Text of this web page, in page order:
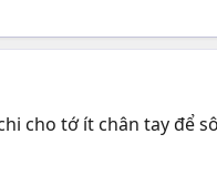
cho tớ ít chân tay để